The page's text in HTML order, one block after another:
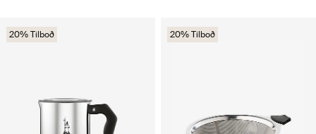
20% Tilboð 20% Tilboð